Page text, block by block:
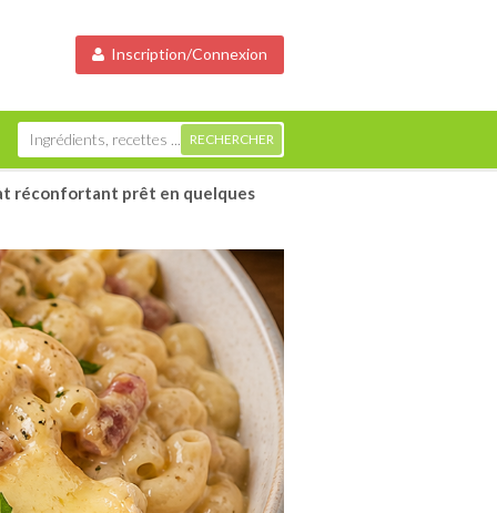
Inscription/Connexion
réconfortant prêt en quelques